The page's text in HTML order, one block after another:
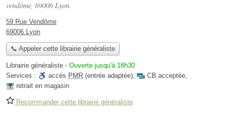
vendôme, 69006 Lyon.
59 Rue Vendôme
69006 Lyon
📞 Appeler cette librairie généraliste
Librairie généraliste - Ouverte jusqu'à 18h30
Services :
accès PMR (entrée adaptée), CB acceptée,
retrait en magasin
Recommander cette librairie généraliste